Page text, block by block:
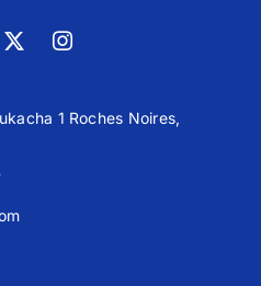
1 Roches Noires,